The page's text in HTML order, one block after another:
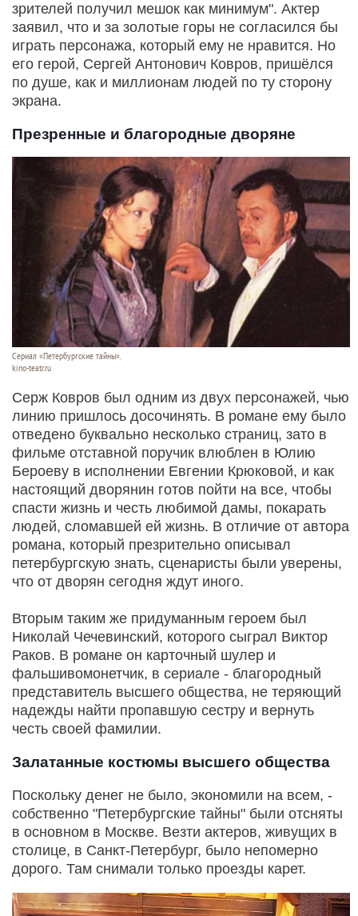
зрителей получил мешок как минимум". Актер
заявил, что и за золотые горы не согласился бы
играть персонажа, который ему не нравится. Но
его герой, Сергей Антонович Ковров, пришёлся
по душе, как и миллионам людей по ту сторону
экрана.
Презренные и благородные дворяне
Сериал «Петербургские тайны».
kino-teatr.ru
Серж Ковров был одним из двух персонажей, чью
линию пришлось досочинять. В романе ему было
отведено буквально несколько страниц, зато в
фильме отставной поручик влюблен в Юлию
Бероеву в исполнении Евгении Крюковой, и как
настоящий дворянин готов пойти на все, чтобы
спасти жизнь и честь любимой дамы, покарать
людей, сломавшей ей жизнь. В отличие от автора
романа, который презрительно описывал
петербургскую знать, сценаристы были уверены,
что от дворян сегодня ждут иного.
Вторым таким же придуманным героем был
Николай Чечевинский, которого сыграл Виктор
Раков. В романе он карточный шулер и
фальшивомонетчик, в сериале - благородный
представитель высшего общества, не теряющий
надежды найти пропавшую сестру и вернуть
честь своей фамилии.
Залатанные костюмы высшего общества
Поскольку денег не было, экономили на всем, -
собственно "Петербургские тайны" были отсняты
в основном в Москве. Везти актеров, живущих в
столице, в Санкт-Петербург, было непомерно
дорого. Там снимали только проезды карет.